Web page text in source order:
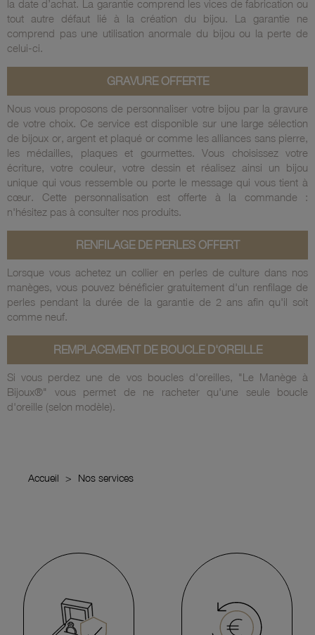
la date d’achat. La garantie comprend les vices de fabrication ou
tout autre défaut lié à la création du bijou. La garantie ne
comprend pas une utilisation anormale du bijou ou la perte de
celui-ci.
GRAVURE OFFERTE
Nous vous proposons de personnaliser votre bijou par la gravure
de votre choix. Ce service est disponible sur une large sélection
de bijoux or, argent et plaqué or comme les alliances sans pierre,
les médailles, plaques et gourmettes. Vous choisissez votre
écriture, votre couleur, votre dessin et réalisez ainsi un bijou
unique qui vous ressemble ou porte le message qui vous tient à
cœur. Cette personnalisation est offerte à la commande :
n'hésitez pas à consulter nos produits.
RENFILAGE DE PERLES OFFERT
Lorsque vous achetez un collier en perles de culture dans nos
manèges, vous pouvez bénéficier gratuitement d'un renfilage de
perles pendant la durée de la garantie de 2 ans afin qu'il soit
comme neuf.
REMPLACEMENT DE BOUCLE D'OREILLE
Si vous perdez une de vos boucles d'oreilles, "Le Manège à
Bijoux®" vous permet de ne racheter qu'une seule boucle
d'oreille (selon modèle).
Accueil Nos services